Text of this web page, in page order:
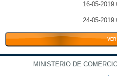
16-05-2019
24-05-2019
VER
MINISTERIO DE